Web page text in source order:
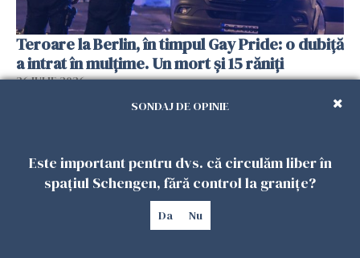
Teroare la Berlin, în timpul Gay Pride: o dubiță
a intrat în mulțime. Un mort și 15 răniți
26 IULIE 2026
SONDAJ DE OPINIE
Este important pentru dvs. că circulăm liber în
spațiul Schengen, fără control la granițe?
Da Nu